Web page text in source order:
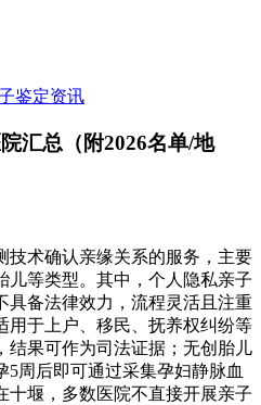
鉴定资讯
汇总（附2026名单/地
技术确认亲缘关系的服务，主要
儿等类型。其中，个人隐私亲子
具备法律效力，流程灵活且注重
用于上户、移民、抚养权纠纷等
结果可作为司法证据；无创胎儿
5周后即可通过采集孕妇静脉血
十堰，多数医院不直接开展亲子